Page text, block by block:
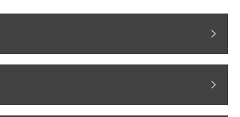

